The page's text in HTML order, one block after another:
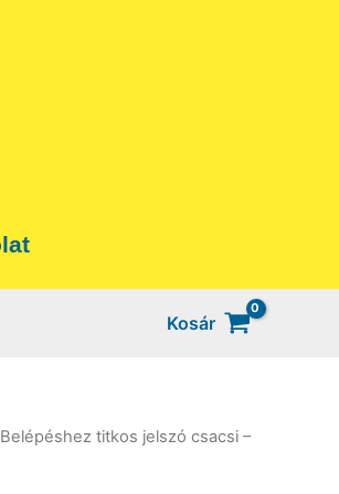
Kosár
titkos jelszó csacsi –